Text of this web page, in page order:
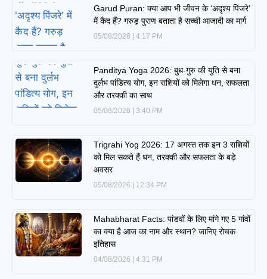
Garud Puran: क्या आप भी जीवन के ‘अदृश्य पिंजरे’
में कैद हैं? गरुड़ पुराण बताता है सच्ची आजादी का मार्ग
05/08/2026 4:17 PM
Panditya Yoga 2026: बुध-गुरु की युति से बना
दुर्लभ पांडित्य योग, इन राशियों को मिलेगा धन, सफलता
और तरक्की का साथ
05/08/2026 3:40 PM
Trigrahi Yog 2026: 17 अगस्त तक इन 3 राशियों
को मिल सकते हैं धन, तरक्की और सफलता के बड़े
अवसर
05/08/2026 12:34 PM
Mahabharat Facts: पांडवों के लिए मांगे गए 5 गांवों
का क्या है आज का नाम और स्थान? जानिए रोचक
इतिहास
04/08/2026 4:31 PM